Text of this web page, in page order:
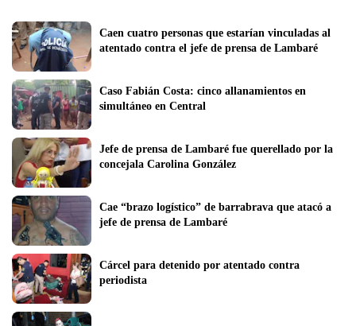
Caen cuatro personas que estarían vinculadas al
atentado contra el jefe de prensa de Lambaré
Caso Fabián Costa: cinco allanamientos en
simultáneo en Central
Jefe de prensa de Lambaré fue querellado por la
concejala Carolina González
Cae “brazo logístico” de barrabrava que atacó a
jefe de prensa de Lambaré
Cárcel para detenido por atentado contra
periodista